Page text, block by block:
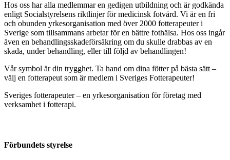
Hos oss har alla medlemmar en gedigen utbildning och är godkända
enligt Socialstyrelsens riktlinjer för medicinsk fotvård. Vi är en fri
och obunden yrkesorganisation med över 2000 fotterapeuter i
Sverige som tillsammans arbetar för en bättre fothälsa. Hos oss ingår
även en behandlingsskadeförsäkring om du skulle drabbas av en
skada, under behandling, eller till följd av behandlingen!
Vår symbol är din trygghet. Ta hand om dina fötter på bästa sätt –
välj en fotterapeut som är medlem i Sveriges Fotterapeuter!
Sveriges fotterapeuter – en yrkesorganisation för företag med
verksamhet i fotterapi.
Förbundets styrelse